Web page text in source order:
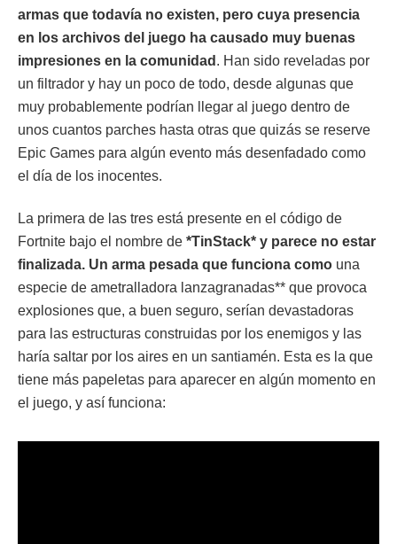
armas que todavía no existen, pero cuya presencia
en los archivos del juego ha causado muy buenas
impresiones en la comunidad . Han sido reveladas por
un filtrador y hay un poco de todo, desde algunas que
muy probablemente podrían llegar al juego dentro de
unos cuantos parches hasta otras que quizás se reserve
Epic Games para algún evento más desenfadado como
el día de los inocentes.
La primera de las tres está presente en el código de
Fortnite bajo el nombre de *TinStack* y parece no estar
finalizada. Un arma pesada que funciona como una
especie de ametralladora lanzagranadas** que provoca
explosiones que, a buen seguro, serían devastadoras
para las estructuras construidas por los enemigos y las
haría saltar por los aires en un santiamén. Esta es la que
tiene más papeletas para aparecer en algún momento en
el juego, y así funciona: